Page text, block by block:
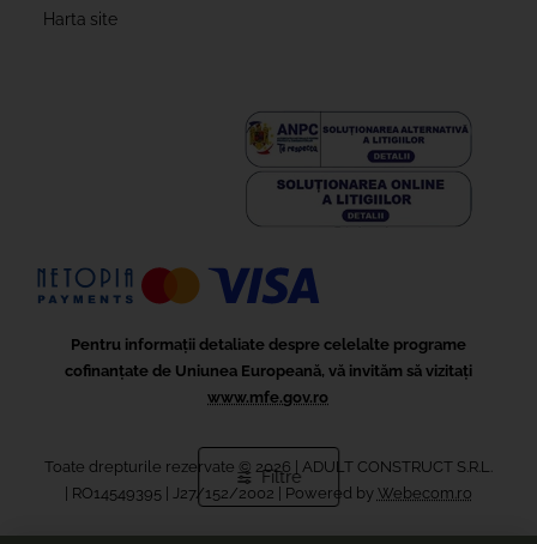
Harta site
Pentru informații detaliate despre celelalte programe
cofinanțate de Uniunea Europeană, vă invităm să vizitați
www.mfe.gov.ro
Toate drepturile rezervate © 2026 | ADULT CONSTRUCT S.R.L.
RO14549395 | J27/152/2002 | Powered by Webecom.ro
Filtre